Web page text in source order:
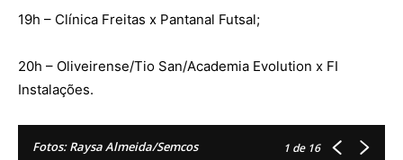
19h – Clínica Freitas x Pantanal Futsal;
20h – Oliveirense/Tio San/Academia Evolution x FI
Instalações.
Fotos: Raysa Almeida/Semcos 1 de 16